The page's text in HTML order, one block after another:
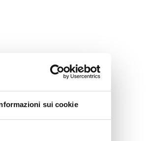
sui cookie